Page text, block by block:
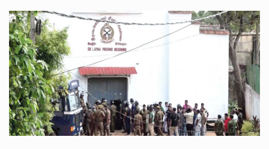
2011 වසරේදී දේශපාලන හා මානව හිමිකම් ක්‍රියාකාරීන් වන ලලිත්කුමාර් වීරරාජ් සහ කුගන් මුරුගානන්දන් යාපනයේදී අතුරුදන්…